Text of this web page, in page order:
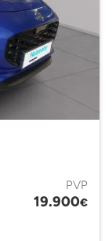
PVP
19.900€